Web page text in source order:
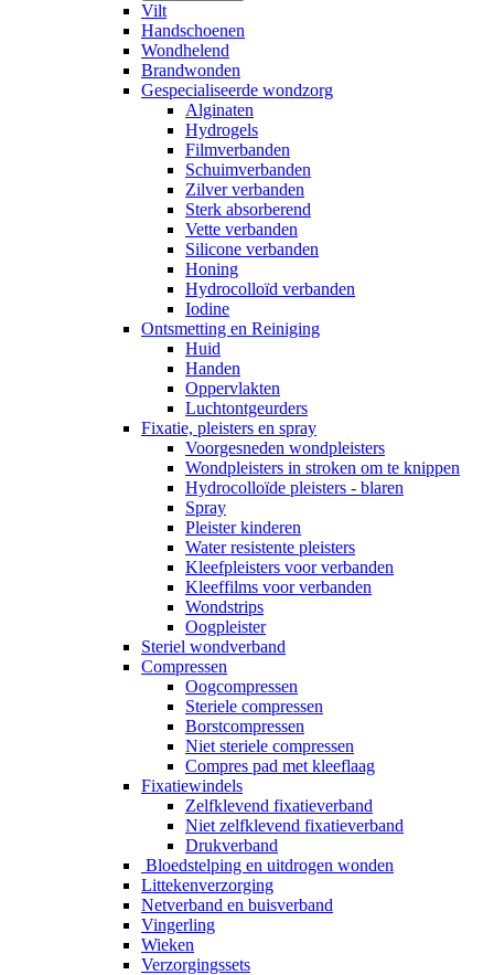
Vilt
Handschoenen
Wondhelend
Brandwonden
Gespecialiseerde wondzorg
Alginaten
Hydrogels
Filmverbanden
Schuimverbanden
Zilver verbanden
Sterk absorberend
Vette verbanden
Silicone verbanden
Honing
Hydrocolloïd verbanden
Iodine
Ontsmetting en Reiniging
Huid
Handen
Oppervlakten
Luchtontgeurders
Fixatie, pleisters en spray
Voorgesneden wondpleisters
Wondpleisters in stroken om te knippen
Hydrocolloïde pleisters - blaren
Spray
Pleister kinderen
Water resistente pleisters
Kleefpleisters voor verbanden
Kleeffilms voor verbanden
Wondstrips
Oogpleister
Steriel wondverband
Compressen
Oogcompressen
Steriele compressen
Borstcompressen
Niet steriele compressen
Compres pad met kleeflaag
Fixatiewindels
Zelfklevend fixatieverband
Niet zelfklevend fixatieverband
Drukverband
Bloedstelping en uitdrogen wonden
Littekenverzorging
Netverband en buisverband
Vingerling
Wieken
Verzorgingssets